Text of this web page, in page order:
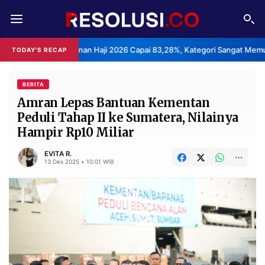
TODAY'S RECAP
Layanan Haji 2026 Capai 83,28%, Kategori Sangat Memuaskan. •
REDAKSI TENTANG
RESOLUSI IKLAN
RUBRIKASI
EDITORIAL AKSARA
FINANSIA PERSONA
DAERAH
MANCA SPORT
BERITA
Amran Lepas Bantuan Kementan
Peduli Tahap II ke Sumatera, Nilainya
Hampir Rp10 Miliar
EVITA R.
13 Des 2025 • 10:01 WIB